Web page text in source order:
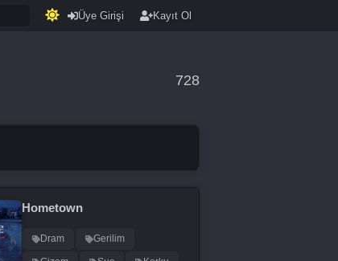
Üye Girişi Kayıt Ol
728
Hometown
Dram Gerilim